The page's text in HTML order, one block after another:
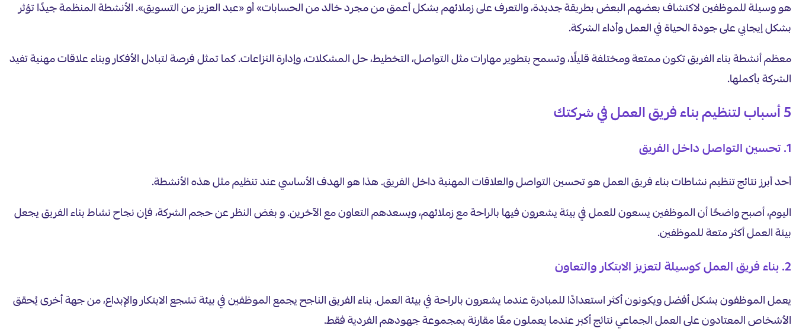
هو وسيلة للموظفين لاكتشاف بعضهم البعض بطريقة جديدة، والتعرف على زملائهم بشكل أعمق من مجرد خالد من الحسابات» أو «عبد العزيز من التسويق». الأنشطة المنظمة جيدًا تؤثر
بشكل إيجابي على جودة الحياة في العمل وأداء الشركة.
معظم أنشطة بناء الفريق تكون ممتعة ومختلفة قليلًا، وتسمح بتطوير مهارات مثل التواصل، التخطيط، حل المشكلات، وإدارة النزاعات. كما تمثل فرصة لتبادل الأفكار وبناء علاقات مهنية تفيد
الشركة بأكملها.
5 أسباب لتنظيم بناء فريق العمل في شركتك
1. تحسين التواصل داخل الفريق
أحد أبرز نتائج تنظيم نشاطات بناء فريق العمل هو تحسين التواصل والعلاقات المهنية داخل الفريق. هذا هو الهدف الأساسي عند تنظيم مثل هذه الأنشطة.
اليوم، أصبح واضحًا أن الموظفين يسعون للعمل في بيئة يشعرون فيها بالراحة مع زملائهم، ويسعدهم التعاون مع الآخرين. و بغض النظر عن حجم الشركة، فإن نجاح نشاط بناء الفريق يجعل
بيئة العمل أكثر متعة للموظفين.
2. بناء فريق العمل كوسيلة لتعزيز الابتكار والتعاون
يعمل الموظفون بشكل أفضل ويكونون أكثر استعدادًا للمبادرة عندما يشعرون بالراحة في بيئة العمل. بناء الفريق الناجح يجمع الموظفين في بيئة تشجع الابتكار والإبداع، من جهة أخرى يُحقق
الأشخاص المعتادون على العمل الجماعي نتائج أكبر عندما يعملون معًا مقارنة بمجموعة جهودهم الفردية فقط.